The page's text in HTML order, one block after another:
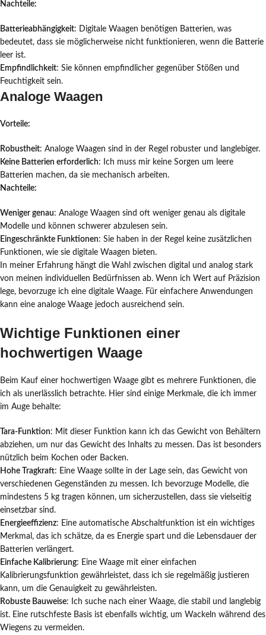
Nachteile:
Batterieabhängigkeit: Digitale Waagen benötigen Batterien, was
bedeutet, dass sie möglicherweise nicht funktionieren, wenn die Batterie
leer ist.
Empfindlichkeit: Sie können empfindlicher gegenüber Stößen und
Feuchtigkeit sein.
Analoge Waagen
Vorteile:
Robustheit: Analoge Waagen sind in der Regel robuster und langlebiger.
Keine Batterien erforderlich: Ich muss mir keine Sorgen um leere
Batterien machen, da sie mechanisch arbeiten.
Nachteile:
Weniger genau: Analoge Waagen sind oft weniger genau als digitale
Modelle und können schwerer abzulesen sein.
Eingeschränkte Funktionen: Sie haben in der Regel keine zusätzlichen
Funktionen, wie sie digitale Waagen bieten.
In meiner Erfahrung hängt die Wahl zwischen digital und analog stark
von meinen individuellen Bedürfnissen ab. Wenn ich Wert auf Präzision
lege, bevorzuge ich eine digitale Waage. Für einfachere Anwendungen
kann eine analoge Waage jedoch ausreichend sein.
Wichtige Funktionen einer
hochwertigen Waage
Beim Kauf einer hochwertigen Waage gibt es mehrere Funktionen, die
ich als unerlässlich betrachte. Hier sind einige Merkmale, die ich immer
im Auge behalte:
Tara-Funktion: Mit dieser Funktion kann ich das Gewicht von Behältern
abziehen, um nur das Gewicht des Inhalts zu messen. Das ist besonders
nützlich beim Kochen oder Backen.
Hohe Tragkraft: Eine Waage sollte in der Lage sein, das Gewicht von
verschiedenen Gegenständen zu messen. Ich bevorzuge Modelle, die
mindestens 5 kg tragen können, um sicherzustellen, dass sie vielseitig
einsetzbar sind.
Energieeffizienz: Eine automatische Abschaltfunktion ist ein wichtiges
Merkmal, das ich schätze, da es Energie spart und die Lebensdauer der
Batterien verlängert.
Einfache Kalibrierung: Eine Waage mit einer einfachen
Kalibrierungsfunktion gewährleistet, dass ich sie regelmäßig justieren
kann, um die Genauigkeit zu gewährleisten.
Robuste Bauweise: Ich suche nach einer Waage, die stabil und langlebig
ist. Eine rutschfeste Basis ist ebenfalls wichtig, um Wackeln während des
Wiegens zu vermeiden.